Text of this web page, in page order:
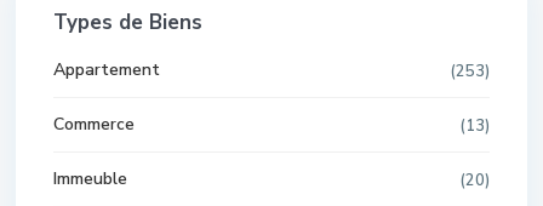
Types de Biens
Appartement (253)
Commerce (13)
Immeuble (20)